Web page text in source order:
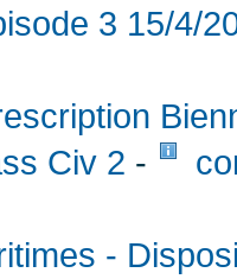
3 15/4/
Civ 2 -
-